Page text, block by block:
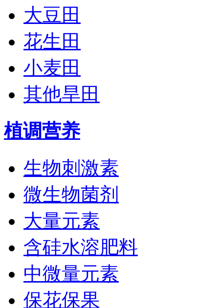
大豆田
花生田
小麦田
其他旱田
植调营养
生物刺激素
微生物菌剂
大量元素
含硅水溶肥料
中微量元素
保花保果